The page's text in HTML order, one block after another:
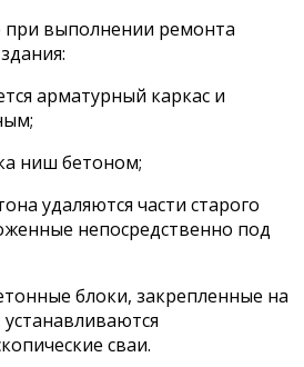
выполнении ремонта
арматурный каркас и
ниш бетоном;
удаляются части старого
непосредственно под
блоки, закрепленные на
сваи.